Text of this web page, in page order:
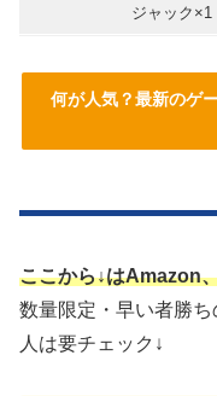
ジャック×1
何が人気？最新のゲ
ここから↓はAmazon
数量限定・早い者勝
人は要チェック↓